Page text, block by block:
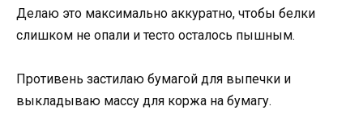
Делаю это максимально аккуратно, чтобы белки
слишком не опали и тесто осталось пышным.
Противень застилаю бумагой для выпечки и
выкладываю массу для коржа на бумагу.